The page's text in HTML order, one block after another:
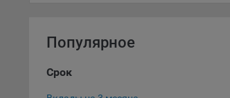
Популярное
Срок